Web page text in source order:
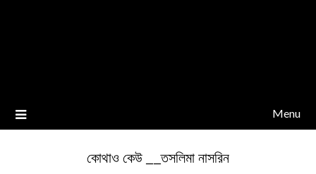
Menu
কোথাও কেউ __তসলিমা নাসরিন